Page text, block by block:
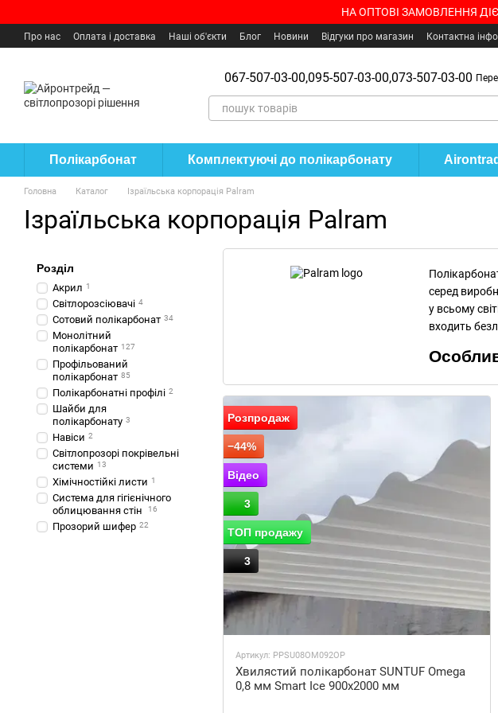
НА ОПТОВІ ЗАМОВЛЕННЯ
Про нас Оплата і доставка Наші об'єкти Блог Новини Відгуки про магазин Контактна
067-507-03-00,095-507-03-00,073-507-03-00
Полікарбонат Комплектуючі до полікарбонату
Головна Каталог Ізраїльська корпорація Palram
Ізраїльська корпорація Palram
серед
у всьому
входить
понад 50
акрилу та
для
Свій
напрямках
основний
хімічно
навіси;
шайби
системи
Красивий
Розпродаж
−44%
Відео
3
ТОП продажу
3
Артикул: PPSU08OM092OP
Хвилястий полікарбонат SUNTUF Omega
0,8 мм Smart Ice 900x2000 мм
Розділ
Акрил 1
Світлорозсіювачі 4
Сотовий полікарбонат 34
Монолітний
полікарбонат 127
Профільований
полікарбонат 85
Полікарбонатні профілі 2
Шайби для
полікарбонату 3
Навіси 2
Світлопрозорі покрівельні
системи 13
Хімічностійкі листи 1
Система для гігієнічного
облицювання стін
16
Прозорий шифер 22